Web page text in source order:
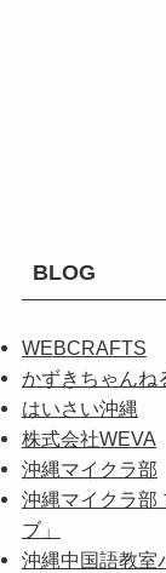
BLOG
WEBCRAFTS
かずきちゃんね
はいさい沖縄
株式会社WEVA
沖縄マイクラ部
沖縄マイクラ部
ブ」
沖縄中国語教室